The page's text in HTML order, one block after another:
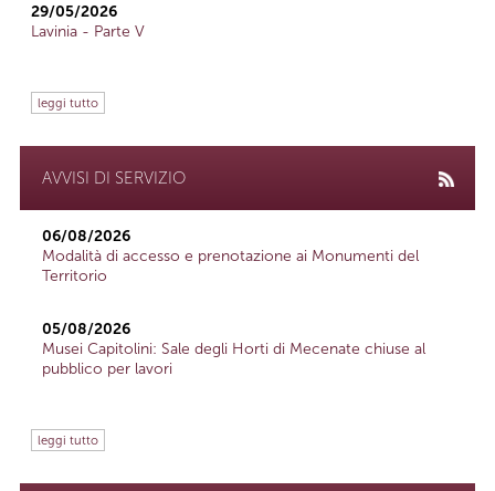
29/05/2026
Lavinia - Parte V
leggi tutto
AVVISI DI SERVIZIO
06/08/2026
Modalità di accesso e prenotazione ai Monumenti del
Territorio
05/08/2026
Musei Capitolini: Sale degli Horti di Mecenate chiuse al
pubblico per lavori
leggi tutto